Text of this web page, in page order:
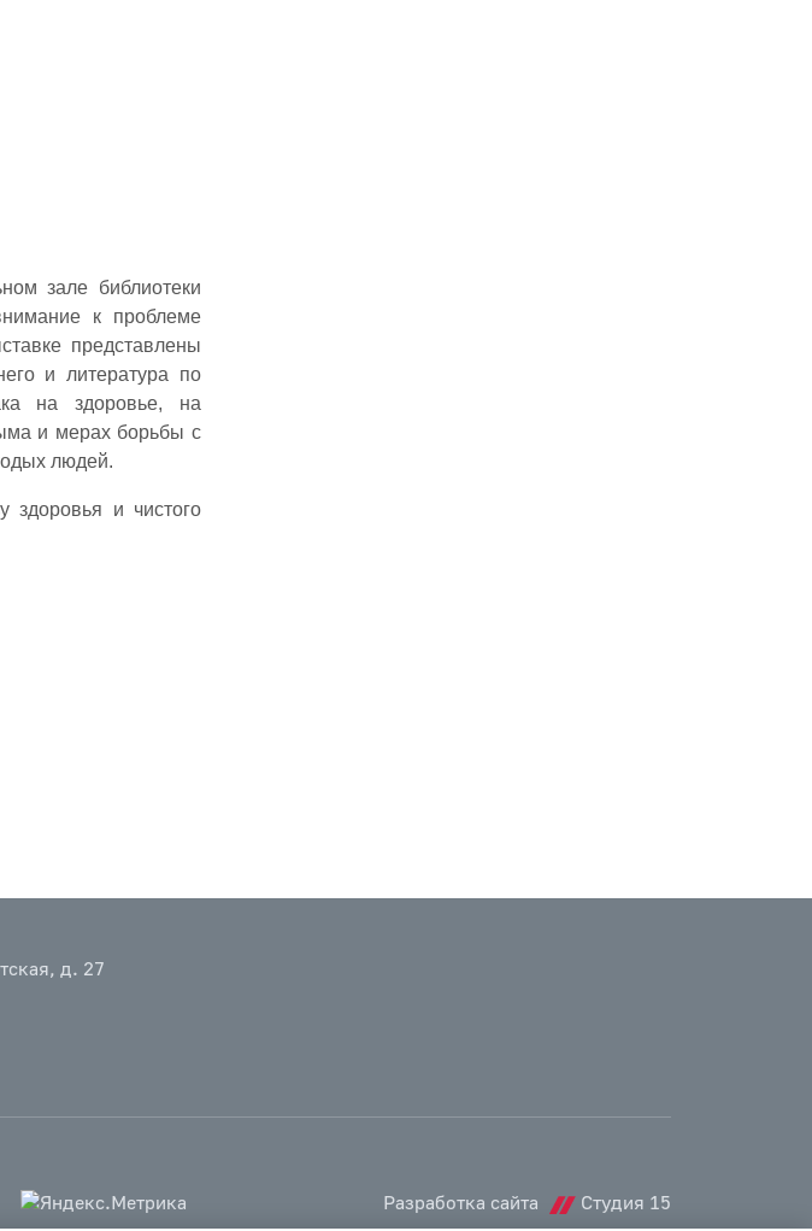
зале библиотеки
к проблеме
представлены
и литература по
на здоровье, на
и мерах борьбы с
людей.
здоровья и чистого
д. 27
Разработка сайта Студия 15